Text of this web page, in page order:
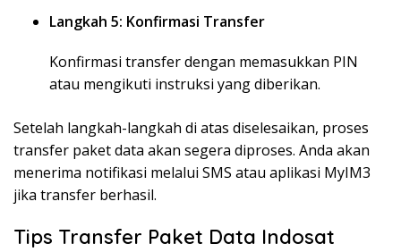
Langkah 5: Konfirmasi Transfer
Konfirmasi transfer dengan memasukkan PIN
atau mengikuti instruksi yang diberikan.
Setelah langkah-langkah di atas diselesaikan, proses
transfer paket data akan segera diproses. Anda akan
menerima notifikasi melalui SMS atau aplikasi MyIM3
jika transfer berhasil.
Tips Transfer Paket Data Indosat